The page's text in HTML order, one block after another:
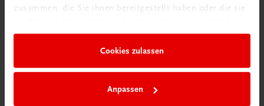
zusammen, die Sie ihnen bereitgestellt haben oder die sie
Cookies zulassen
Anpassen